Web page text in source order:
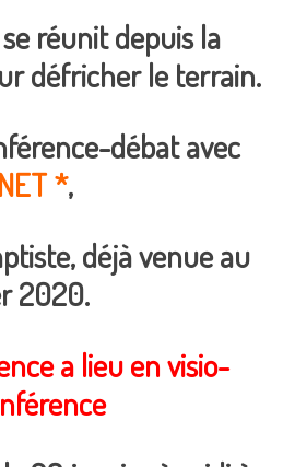
réunit depuis la
défricher le terrain.
débat avec
*,
déjà venue au
2020.
a lieu en visio-